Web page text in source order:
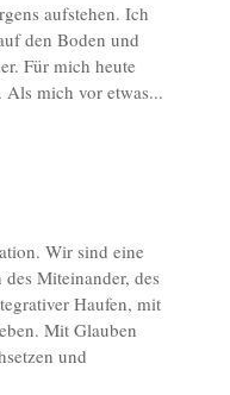
aufstehen. Ich
den Boden und
Für mich heute
Als mich vor etwas...
Wir sind eine
Miteinander, des
Haufen, mit
Mit Glauben
und